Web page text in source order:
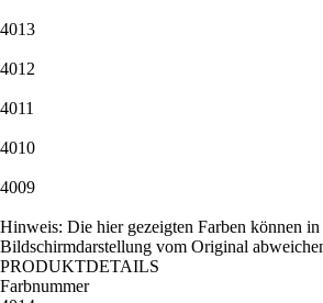
4013
4012
4011
4010
4009
Hinweis: Die hier gezeigten Farben können in
Bildschirmdarstellung vom Original
PRODUKTDETAILS
Farbnummer